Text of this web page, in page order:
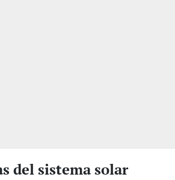
del sistema solar